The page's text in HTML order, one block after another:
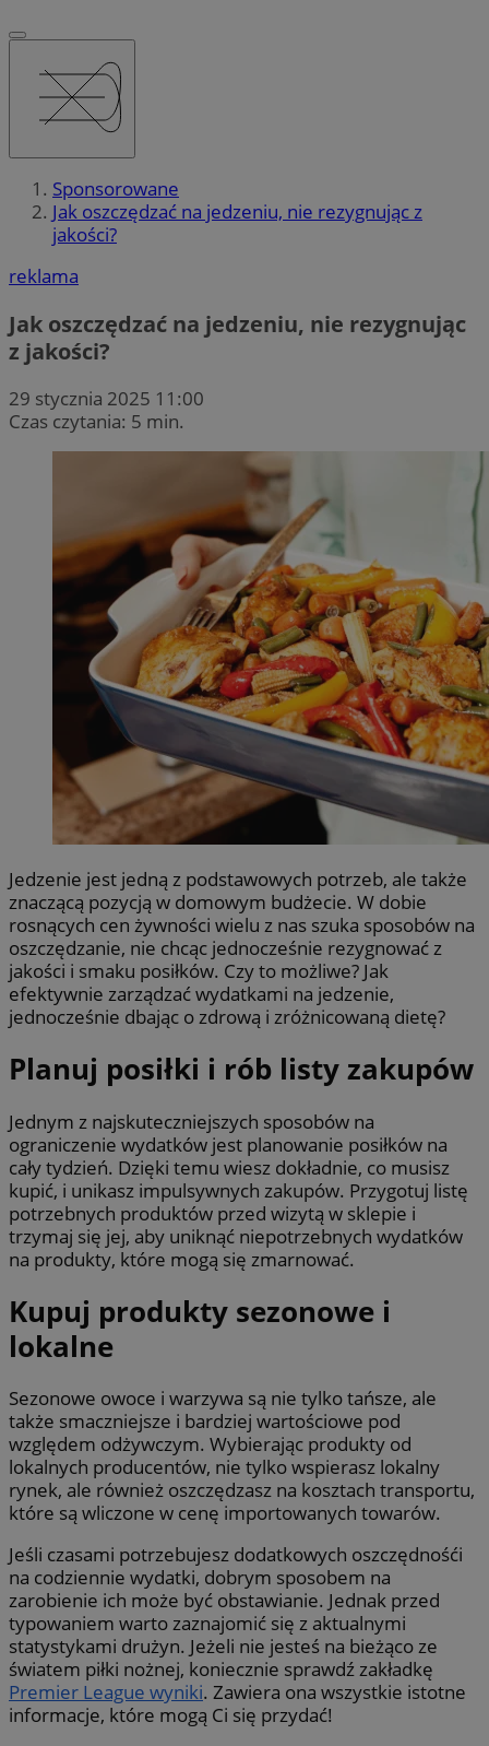
Sponsorowane
Jak oszczędzać na jedzeniu, nie rezygnując z
jakości?
reklama
Jak oszczędzać na jedzeniu, nie rezygnując
z jakości?
29 stycznia 2025 11:00
Czas czytania: 5 min.
Jedzenie jest jedną z podstawowych potrzeb, ale także
znaczącą pozycją w domowym budżecie. W dobie
rosnących cen żywności wielu z nas szuka sposobów na
oszczędzanie, nie chcąc jednocześnie rezygnować z
jakości i smaku posiłków. Czy to możliwe? Jak
efektywnie zarządzać wydatkami na jedzenie,
jednocześnie dbając o zdrową i zróżnicowaną dietę?
Planuj posiłki i rób listy zakupów
Jednym z najskuteczniejszych sposobów na
ograniczenie wydatków jest planowanie posiłków na
cały tydzień. Dzięki temu wiesz dokładnie, co musisz
kupić, i unikasz impulsywnych zakupów. Przygotuj listę
potrzebnych produktów przed wizytą w sklepie i
trzymaj się jej, aby uniknąć niepotrzebnych wydatków
na produkty, które mogą się zmarnować.
Kupuj produkty sezonowe i
lokalne
Sezonowe owoce i warzywa są nie tylko tańsze, ale
także smaczniejsze i bardziej wartościowe pod
względem odżywczym. Wybierając produkty od
lokalnych producentów, nie tylko wspierasz lokalny
rynek, ale również oszczędzasz na kosztach transportu,
które są wliczone w cenę importowanych towarów.
Jeśli czasami potrzebujesz dodatkowych oszczędnośći
na codziennie wydatki, dobrym sposobem na
zarobienie ich może być obstawianie. Jednak przed
typowaniem warto zaznajomić się z aktualnymi
statystykami drużyn. Jeżeli nie jesteś na bieżąco ze
światem piłki nożnej, koniecznie sprawdź zakładkę
Premier League wyniki. Zawiera ona wszystkie istotne
informacje, które mogą Ci się przydać!